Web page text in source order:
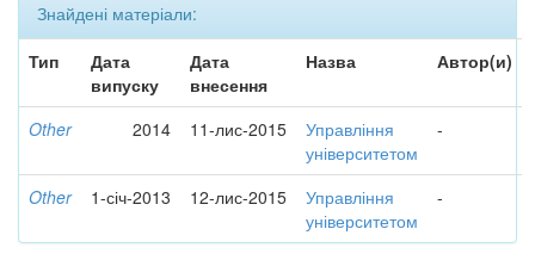
Знайдені матеріали:
Тип
Дата
випуску
Дата
внесення
Назва Автор(и)
Other 2014 11-лис-2015
Управління
університетом
-
Other 1-січ-2013 12-лис-2015
Управління
університетом
-